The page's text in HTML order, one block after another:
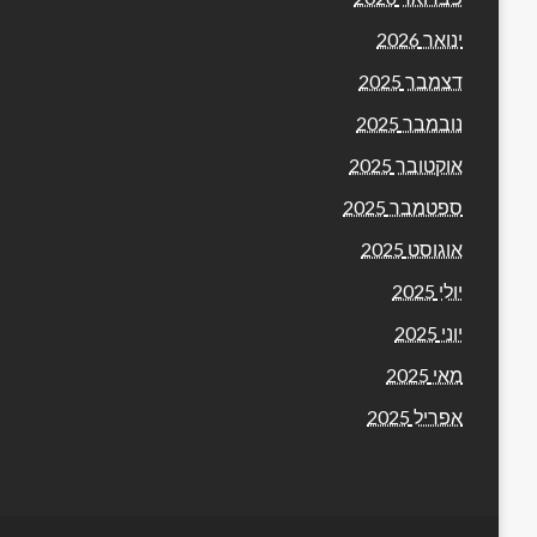
ינואר 2026
דצמבר 2025
נובמבר 2025
אוקטובר 2025
ספטמבר 2025
אוגוסט 2025
יולי 2025
יוני 2025
מאי 2025
אפריל 2025